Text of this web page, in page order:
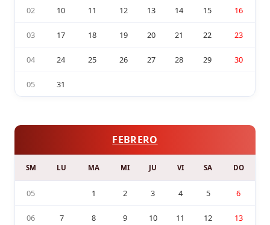
02 10 11 12 13 14 15 16
03 17 18 19 20 21 22 23
04 24 25 26 27 28 29 30
05 31
FEBRERO
SM LU MA MI JU VI SA DO
05 1 2 3 4 5 6
06 7 8 9 10 11 12 13